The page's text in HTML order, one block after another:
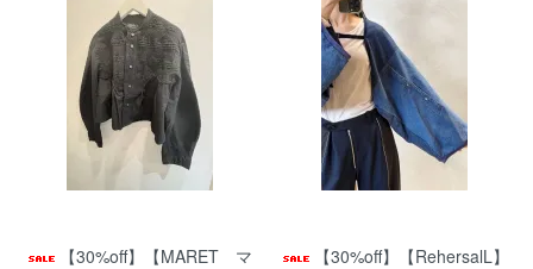
【30%off】【MARET マ
【30%off】【RehersalL】